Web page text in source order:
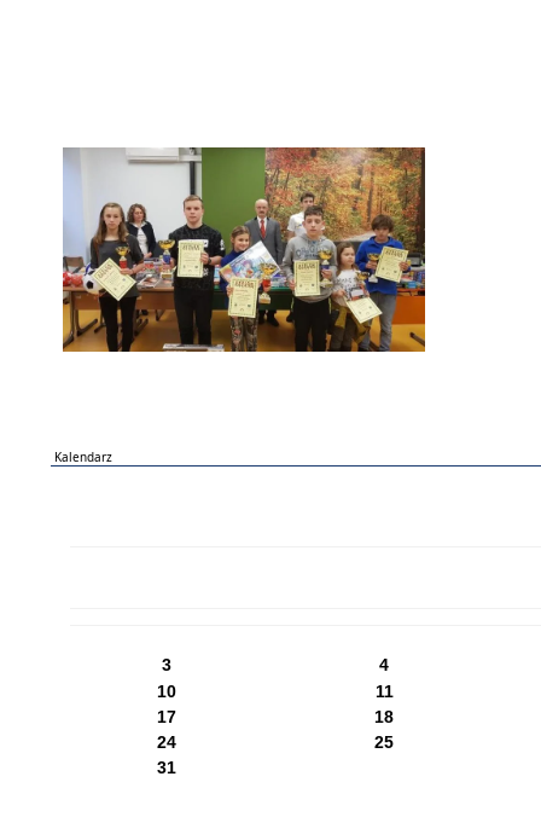
Kalendarz
3
4
10
11
17
18
24
25
31